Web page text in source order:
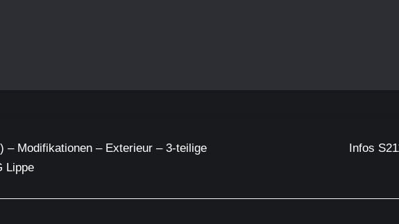
– Modifikationen – Exterieur – 3-teilige
Lippe
Infos